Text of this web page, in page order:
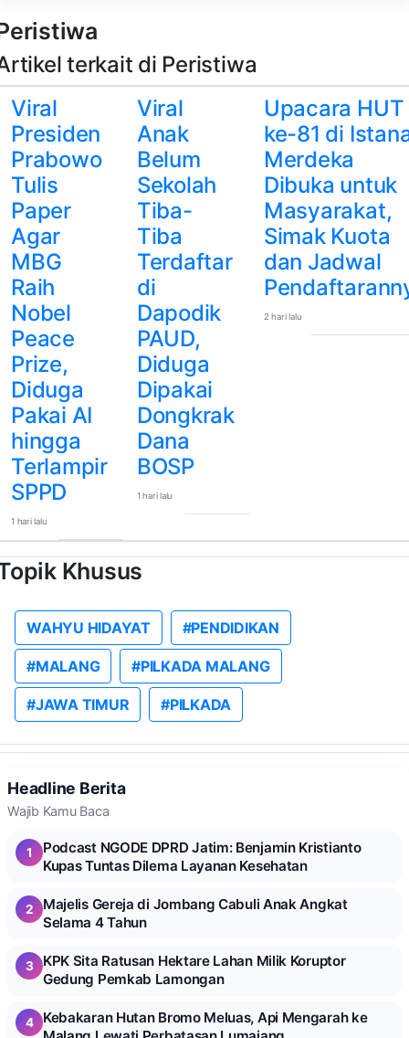
terkait di Peristiwa
Viral
Presiden
Prabowo
Tulis
Paper
Agar
MBG
Raih
Nobel
Peace
Prize,
Diduga
Pakai AI
hingga
Terlampir
SPPD
1 hari lalu
Viral
Anak
Belum
Sekolah
Tiba-
Tiba
Terdaftar
di
Dapodik
PAUD,
Diduga
Dipakai
Dongkrak
Dana
BOSP
1 hari lalu
Upacara HUT
ke-81 di
Merdeka
Dibuka untuk
Masyarakat,
Simak Kuota
dan Jadwal
2 hari lalu
Khusus
WAHYU HIDAYAT #PENDIDIKAN
#MALANG #PILKADA MALANG
#JAWA TIMUR #PILKADA
Headline Berita
Wajib Kamu Baca
1
Podcast NGODE DPRD Jatim: Benjamin Kristianto
Kupas Tuntas Dilema Layanan Kesehatan
2
Majelis Gereja di Jombang Cabuli Anak Angkat
Selama 4 Tahun
3
KPK Sita Ratusan Hektare Lahan Milik Koruptor
Gedung Pemkab Lamongan
4
Kebakaran Hutan Bromo Meluas, Api Mengarah ke